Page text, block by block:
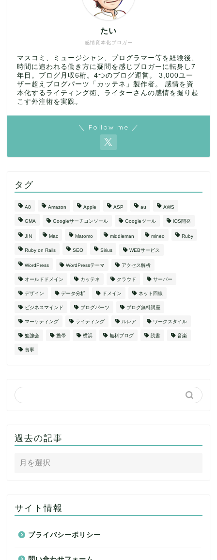
感情資本化ブロガー
たい
マスコミ、ミュージシャン、プログラマー等を経験後、
時間に追われる働き方に疑問を感じブロガーに転身し7
年目。ブログ月収6桁。4つのブログ運営。 3,000ユー
ザー超えブログパーツ「カッテネ」製作者。 感情を資
本化するライティング術、ライターさんの感情を掘り起
こす外注術を実践。
＼ Follow me ／
タグ
A8 Amazon Apple ASP au AWS
GMA Googleサーチコンソール Googleツール iOS開発
JIN Mac Matomo middleman mineo Ruby
Ruby on Rails SEO Sirius WEBサービス
WordPress WordPressテーマ アクセス解析
オールドドメイン カッテネ クラウド サーバー
デザイン データ分析 ドメイン ネット回線
ビジネスマインド ブログパーツ ブログ無料講座
マーケティング ライティング ルレア ワークスタイル
勉強会 携帯 横浜 無料ブログ 読書 音楽
食事
過去の記事
サイト情報
プライバシーポリシー